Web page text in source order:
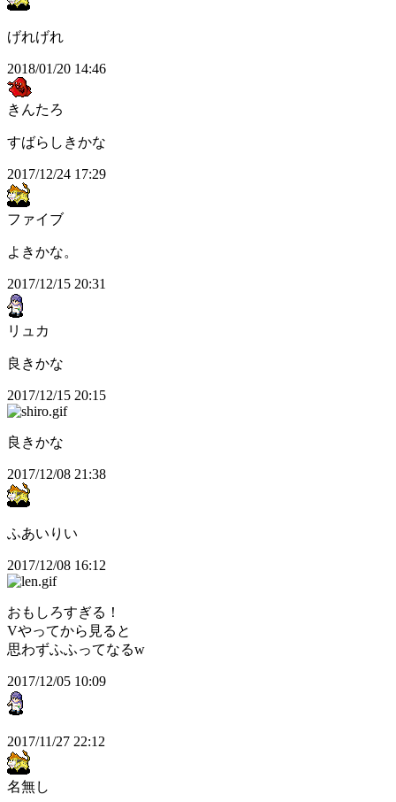
げれげれ
2018/01/20 14:46
きんたろ
すばらしきかな
2017/12/24 17:29
ファイブ
よきかな。
2017/12/15 20:31
リュカ
良きかな
2017/12/15 20:15
良きかな
2017/12/08 21:38
ふあいりい
2017/12/08 16:12
おもしろすぎる！
Vやってから見ると
思わずふふってなるw
2017/12/05 10:09
2017/11/27 22:12
名無し